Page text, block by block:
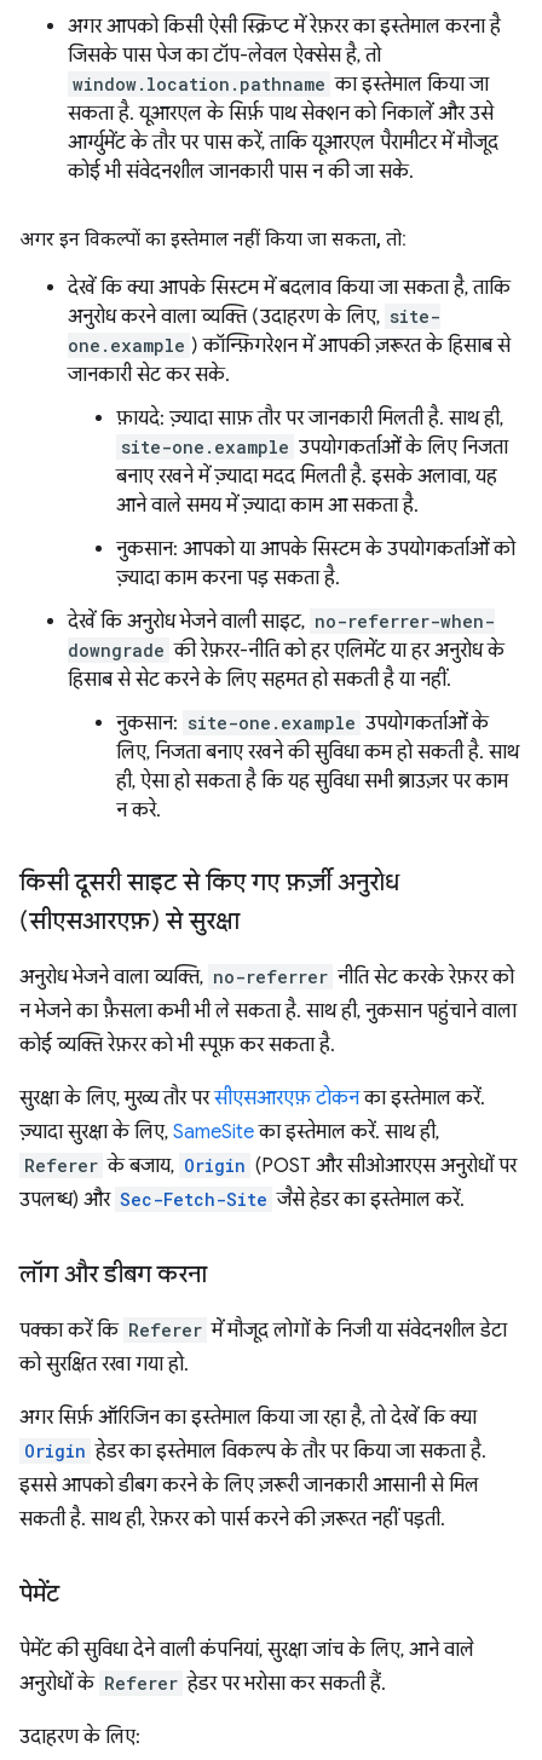
अगर आपको किसी ऐसी स्क्रिप्ट में रेफ़रर का इस्तेमाल करना है
जिसके पास पेज का टॉप-लेवल ऐक्सेस है, तो
window.location.pathname का इस्तेमाल किया जा
सकता है. यूआरएल के सिर्फ़ पाथ सेक्शन को निकालें और उसे
आर्ग्युमेंट के तौर पर पास करें, ताकि यूआरएल पैरामीटर में मौजूद
कोई भी संवेदनशील जानकारी पास न की जा सके.
अगर इन विकल्पों का इस्तेमाल नहीं किया जा सकता, तो:
देखें कि क्या आपके सिस्टम में बदलाव किया जा सकता है, ताकि
अनुरोध करने वाला व्यक्ति (उदाहरण के लिए, site-
one.example ) कॉन्फ़िगरेशन में आपकी ज़रूरत के हिसाब से
जानकारी सेट कर सके.
फ़ायदे: ज़्यादा साफ़ तौर पर जानकारी मिलती है. साथ ही,
site-one.example उपयोगकर्ताओं के लिए निजता
बनाए रखने में ज़्यादा मदद मिलती है. इसके अलावा, यह
आने वाले समय में ज़्यादा काम आ सकता है.
नुकसान: आपको या आपके सिस्टम के उपयोगकर्ताओं को
ज़्यादा काम करना पड़ सकता है.
देखें कि अनुरोध भेजने वाली साइट, no-referrer-when-
downgrade की रेफ़रर-नीति को हर एलिमेंट या हर अनुरोध के
हिसाब से सेट करने के लिए सहमत हो सकती है या नहीं.
नुकसान: site-one.example उपयोगकर्ताओं के
लिए, निजता बनाए रखने की सुविधा कम हो सकती है. साथ
ही, ऐसा हो सकता है कि यह सुविधा सभी ब्राउज़र पर काम
न करे.
किसी दूसरी साइट से किए गए फ़र्ज़ी अनुरोध
(सीएसआरएफ़) से सुरक्षा
अनुरोध भेजने वाला व्यक्ति, no-referrer नीति सेट करके रेफ़रर को
न भेजने का फ़ैसला कभी भी ले सकता है. साथ ही, नुकसान पहुंचाने वाला
कोई व्यक्ति रेफ़रर को भी स्पूफ़ कर सकता है.
सुरक्षा के लिए, मुख्य तौर परसीएसआरएफ़ टोकनका इस्तेमाल करें.
ज़्यादा सुरक्षा के लिए, SameSiteका इस्तेमाल करें. साथ ही,
Referer के बजाय, Origin (POST और सीओआरएस अनुरोधों पर
उपलब्ध) और Sec-Fetch-Site जैसे हेडर का इस्तेमाल करें.
लॉग और डीबग करना
पक्का करें कि Referer में मौजूद लोगों के निजी या संवेदनशील डेटा
को सुरक्षित रखा गया हो.
अगर सिर्फ़ ऑरिजिन का इस्तेमाल किया जा रहा है, तो देखें कि क्या
Origin हेडर का इस्तेमाल विकल्प के तौर पर किया जा सकता है.
इससे आपको डीबग करने के लिए ज़रूरी जानकारी आसानी से मिल
सकती है. साथ ही, रेफ़रर को पार्स करने की ज़रूरत नहीं पड़ती.
पेमेंट
पेमेंट की सुविधा देने वाली कंपनियां, सुरक्षा जांच के लिए, आने वाले
अनुरोधों के Referer हेडर पर भरोसा कर सकती हैं.
उदाहरण के लिए: